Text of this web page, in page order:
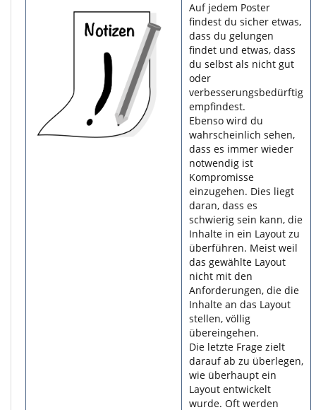
Auf jedem Poster
findest du sicher etwas,
dass du gelungen
findet und etwas, dass
du selbst als nicht gut
oder
verbesserungsbedürftig
empfindest.
Ebenso wird du
wahrscheinlich sehen,
dass es immer wieder
notwendig ist
Kompromisse
einzugehen. Dies liegt
daran, dass es
schwierig sein kann, die
Inhalte in ein Layout zu
überführen. Meist weil
das gewählte Layout
nicht mit den
Anforderungen, die die
Inhalte an das Layout
stellen, völlig
übereingehen.
Die letzte Frage zielt
darauf ab zu überlegen,
wie überhaupt ein
Layout entwickelt
wurde. Oft werden